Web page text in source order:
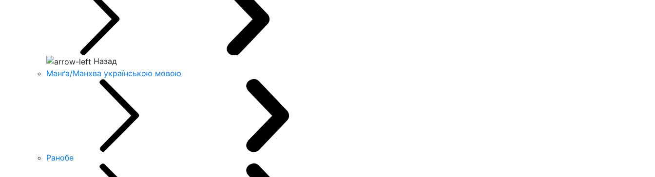
Назад
Манґа/Манхва українською мовою
Ранобе